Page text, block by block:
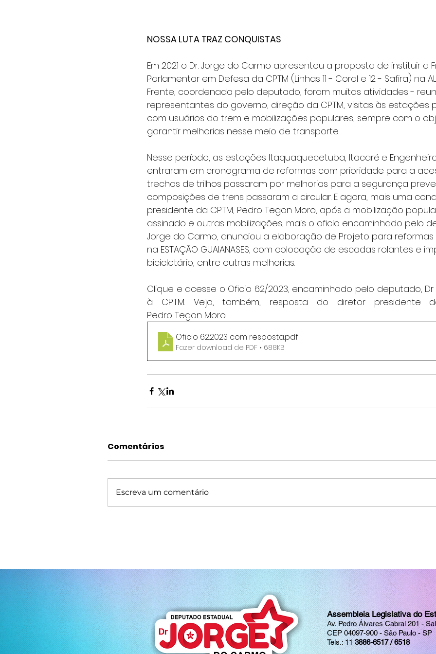
NOSSA LUTA TRAZ CONQUISTAS
Em 2021 o Dr. Jorge do Carmo apresentou a proposta de instituir a
Parlamentar em Defesa da CPTM (Linhas 11 - Coral e 12 - Safira) na
Frente, coordenada pelo deputado, foram muitas atividades -
representantes do governo, direção da CPTM, visitas às estações
com usuários do trem e mobilizações populares, sempre com o
garantir melhorias nesse meio de transporte.
Nesse período, as estações Itaquaquecetuba, Itacaré e
entraram em cronograma de reformas com prioridade para a
trechos de trilhos passaram por melhorias para a segurança
composições de trens passaram a circular. E agora, mais uma
presidente da CPTM, Pedro Tegon Moro, após a mobilização
assinado e outras mobilizações, mais o oficio encaminhado pelo
Jorge do Carmo, anunciou a elaboração de Projeto para
na ESTAÇÃO GUAIANASES, com colocação de escadas rolantes e
bicicletário, entre outras melhorias.
Clique e acesse o Oficio 62/2023, encaminhado pelo deputado,
à CPTM. Veja, também, resposta do diretor presidente
Pedro Tegon Moro
Oficio 62.2023 com resposta.pdf
Fazer download de PDF • 688KB
Comentários
Escreva um comentário
Assembleia Legislativa do
Av. Pedro Álvares Cabral 201 -
CEP 04097-900 - São Paulo - SP
Tels.: 113886-6517 / 6518